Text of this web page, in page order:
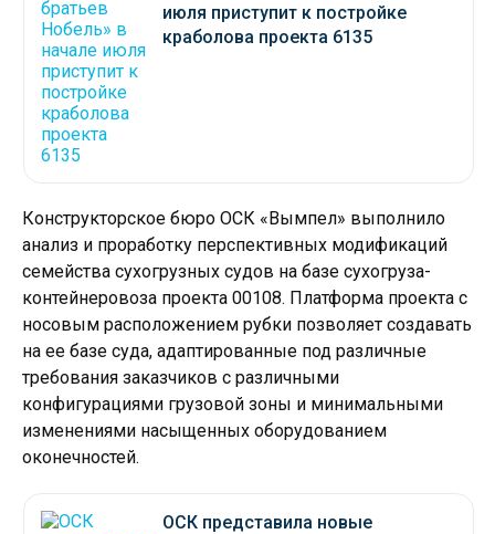
июля приступит к постройке
краболова проекта 6135
Конструкторское бюро ОСК «Вымпел» выполнило
анализ и проработку перспективных модификаций
семейства сухогрузных судов на базе сухогруза-
контейнеровоза проекта 00108. Платформа проекта с
носовым расположением рубки позволяет создавать
на ее базе суда, адаптированные под различные
требования заказчиков с различными
конфигурациями грузовой зоны и минимальными
изменениями насыщенных оборудованием
оконечностей.
ОСК представила новые